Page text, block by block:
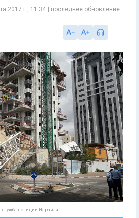
2017 г., 11:34 | последнее обновление:
служба полиции Израиля